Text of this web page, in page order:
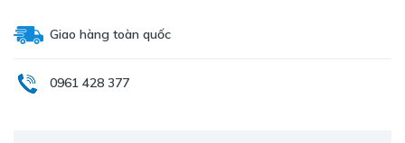
Giao hàng toàn quốc
0961 428 377